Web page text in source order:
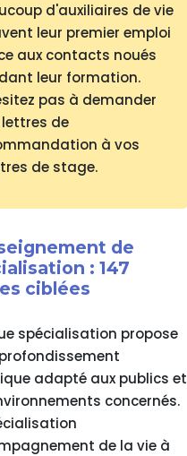
d'auxiliaires de vie
leur premier emploi
aux contacts noués
leur formation.
pas à demander
de
à vos
de stage.
de
: 147
ciblées
spécialisation propose
adapté aux publics et
concernés.
de la vie à